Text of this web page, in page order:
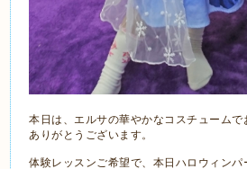
本日は、エルサの華やかなコスチュームで
ありがとうございます。
体験レッスンご希望で、本日ハロウィン